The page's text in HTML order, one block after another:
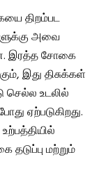
திறம்பட
அவை
இரத்த சோகை
இது திசுக்கள்
செல்ல உடலில்
ஏற்படுகிறது.
தடுப்பு மற்றும்